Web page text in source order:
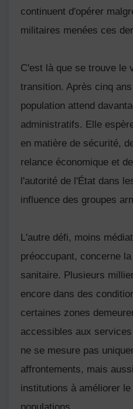
continuent d'opérer
militaires menées ces
C'est là que se trouve le
transition. Après cinq
population attend
administratifs. Elle
en matière de sécurité,
relance économique et
l'autorité de l'État dans
influence des groupes
L'autre défi, moins
préoccupant, concerne
sanitaire. Plusieurs
encore dans des
certaines zones
accessibles aux
ne se mesure pas
affrontements, mais
institutions à améliorer
populations.